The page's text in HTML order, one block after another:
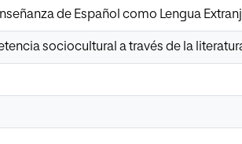
de Español como Lengua
sociocultural a través de la